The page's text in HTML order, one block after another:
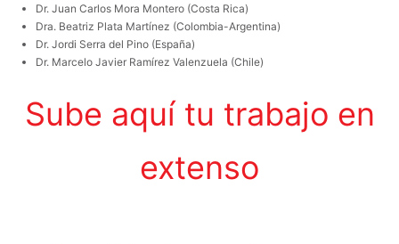
Dr. Juan Carlos Mora Montero (Costa Rica)
Dra. Beatriz Plata Martínez (Colombia-Argentina)
Dr. Jordi Serra del Pino (España)
Dr. Marcelo Javier Ramírez Valenzuela (Chile)
Sube aquí tu trabajo en
extenso